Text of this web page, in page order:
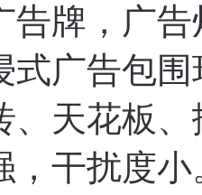
告牌，广
式广告包
、天花板
，干扰度